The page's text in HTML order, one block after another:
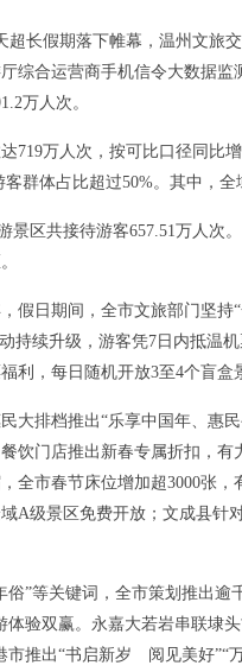
超长假期落下帷幕，温州文旅
综合运营商手机信令大数据
万人次。
719万人次，按可比口径同比
客群体占比超过50%。其中，
景区共接待游客657.51万人次
假日期间，全市文旅部门坚
持续升级，游客凭7日内抵温
利，每日随机开放3至4个盲
大排档推出“乐享中国年、惠
饮门店推出新春专属折扣，
全市春节床位增加超3000张
A级景区免费开放；文成县针
俗”等关键词，全市策划推出
体验双赢。永嘉大若岩串联埭
市推出“书启新岁 阅见美好”“